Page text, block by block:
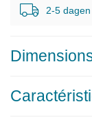
2-5 dagen